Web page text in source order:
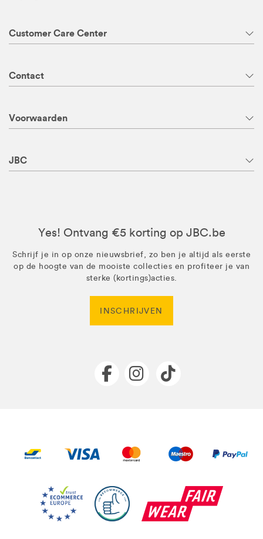
Customer Care Center
Contact
Voorwaarden
JBC
Yes! Ontvang €5 korting op JBC.be
Schrijf je in op onze nieuwsbrief, zo ben je altijd als eerste
op de hoogte van de mooiste collecties en profiteer je van
sterke (kortings)acties.
INSCHRIJVEN